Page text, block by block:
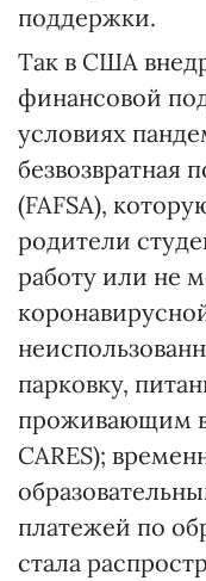
поддержки.
Так в США
финансовой
условиях
безвозвратная
(FAFSA),
родители
работу или не
парковку,
проживающим в
CARES);
платежей по
стала